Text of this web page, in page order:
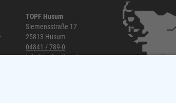
TOPF Husum
Siemensstraße 17
25813 Husum
04841 / 789-0
info@topf-online.de